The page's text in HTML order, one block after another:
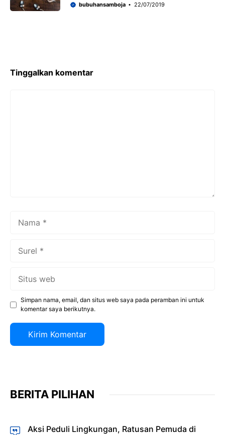
bubuhansamboja 22/07/2019
Tinggalkan komentar
Simpan nama, email, dan situs web saya pada peramban ini untuk
komentar saya berikutnya.
BERITA PILIHAN
Aksi Peduli Lingkungan, Ratusan Pemuda di